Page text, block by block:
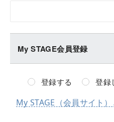
My STAGE会員登録
登録する 登録
My STAGE（会員サイト